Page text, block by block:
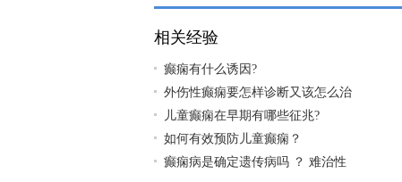
相关经验
癫痫有什么诱因?
外伤性癫痫要怎样诊断又该怎么治
儿童癫痫在早期有哪些征兆?
如何有效预防儿童癫痫？
癫痫病是确定遗传病吗 ？ 难治性